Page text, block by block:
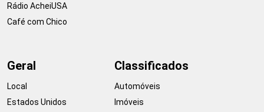
Rádio AcheiUSA
Café com Chico
Geral
Local
Estados Unidos
Classificados
Automóveis
Imóveis